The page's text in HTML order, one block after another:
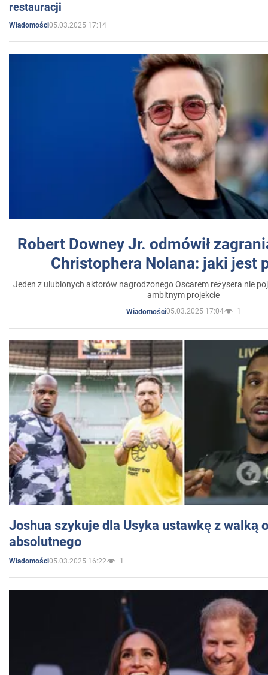
restauracji
Wiadomości05.03.2025 17:14
Robert Downey Jr. odmówił
Christophera Nolana: jaki jest
Jeden z ulubionych aktorów nagrodzonego Oscarem reżysera nie
ambitnym projekcie
Wiadomości05.03.2025 17:04 1
Joshua szykuje dla Usyka ustawkę z walką
absolutnego
Wiadomości05.03.2025 16:22 1